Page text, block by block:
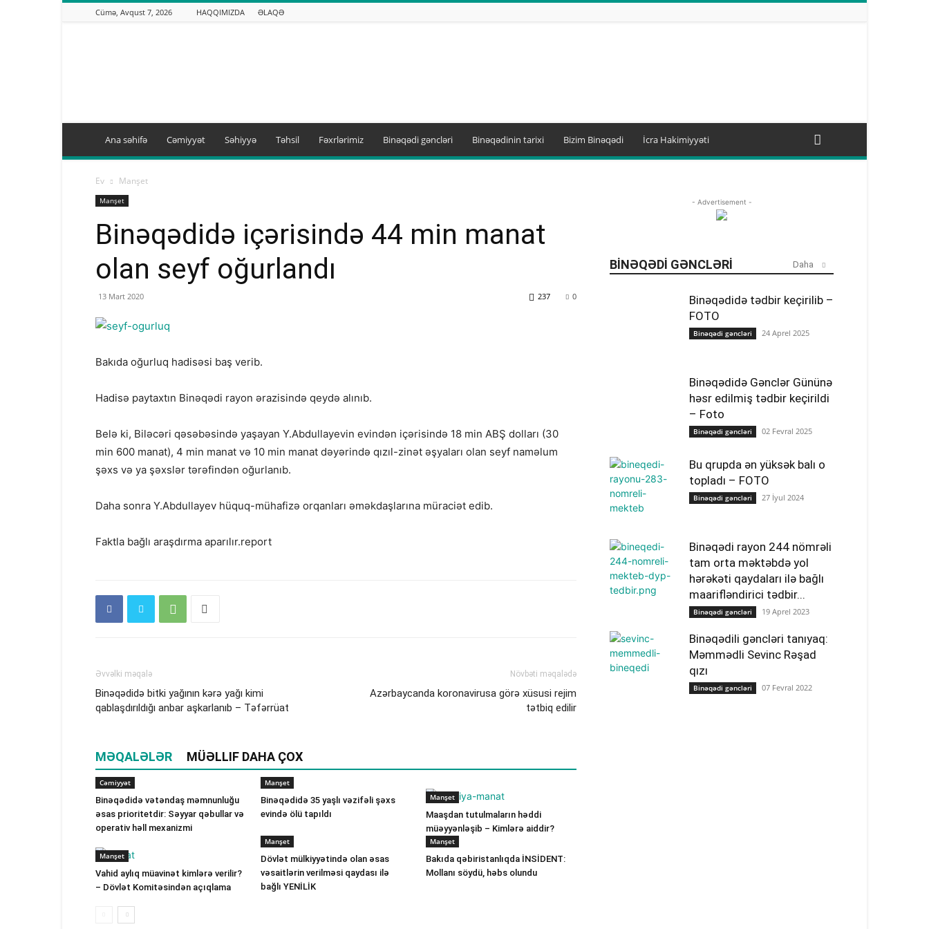
Cümə, Avqust 7, 2026 HAQQIMIZDA ƏLAQƏ
Ana səhifə Cəmiyyət Səhiyyə Təhsil Fəxrlərimiz Binəqədi gəncləri Binəqədinin tarixi Bizim Binəqədi İcra Hakimiyyəti
Ev Manşet
Manşet
Binəqədidə içərisində 44 min manat
olan seyf oğurlandı
13 Mart 2020 0
237
Bakıda oğurluq hadisəsi baş verib.
Hadisə paytaxtın Binəqədi rayon ərazisində qeydə alınıb.
Belə ki, Biləcəri qəsəbəsində yaşayan Y.Abdullayevin evindən içərisində 18 min ABŞ dolları (30
min 600 manat), 4 min manat və 10 min manat dəyərində qızıl-zinət əşyaları olan seyf naməlum
şəxs və ya şəxslər tərəfindən oğurlanıb.
Daha sonra Y.Abdullayev hüquq-mühafizə orqanları əməkdaşlarına müraciət edib.
Faktla bağlı araşdırma aparılır.report
Əvvəlki məqalə
Binəqədidə bitki yağının kərə yağı kimi
qablaşdırıldığı anbar aşkarlanıb – Təfərrüat
Növbəti məqalədə
Azərbaycanda koronavirusa görə xüsusi rejim
tətbiq edilir
MƏQALƏLƏR MÜƏLLIF DAHA ÇOX
Cəmiyyət
Binəqədidə vətəndaş məmnunluğu
əsas prioritetdir: Səyyar qəbullar və
operativ həll mexanizmi
Manşet
Binəqədidə 35 yaşlı vəzifəli şəxs
evində ölü tapıldı
Manşet
Maaşdan tutulmaların həddi
müəyyənləşib – Kimlərə aiddir?
Manşet
Vahid aylıq müavinət kimlərə verilir?
– Dövlət Komitəsindən açıqlama
Manşet
Dövlət mülkiyyətində olan əsas
vəsaitlərin verilməsi qaydası ilə
bağlı YENİLİK
Manşet
Bakıda qəbiristanlıqda İNSİDENT:
Mollanı söydü, həbs olundu
- Advertisement -
BINƏQƏDI GƏNCLƏRI Daha
Binəqədidə tədbir keçirilib –
FOTO
Binəqədi gəncləri 24 Aprel 2025
Binəqədidə Gənclər Gününə
həsr edilmiş tədbir keçirildi
– Foto
Binəqədi gəncləri 02 Fevral 2025
Bu qrupda ən yüksək balı o
topladı – FOTO
Binəqədi gəncləri 27 İyul 2024
Binəqədi rayon 244 nömrəli
tam orta məktəbdə yol
hərəkəti qaydaları ilə bağlı
maarifləndirici tədbir...
Binəqədi gəncləri 19 Aprel 2023
Binəqədili gəncləri tanıyaq:
Məmmədli Sevinc Rəşad
qızı
Binəqədi gəncləri 07 Fevral 2022